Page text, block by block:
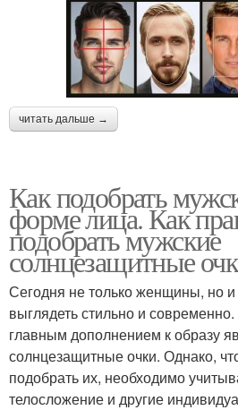
читать дальше →
Как подобрать
форме лица. Как
подобрать мужские
солнцезащитные
Сегодня не только женщины, но
выглядеть стильно и
главным дополнением к образу
солнцезащитные очки. Однако,
подобрать их, необходимо
телосложение и другие